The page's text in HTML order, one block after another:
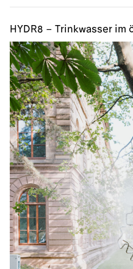
HYDR8 – Trinkwasser im